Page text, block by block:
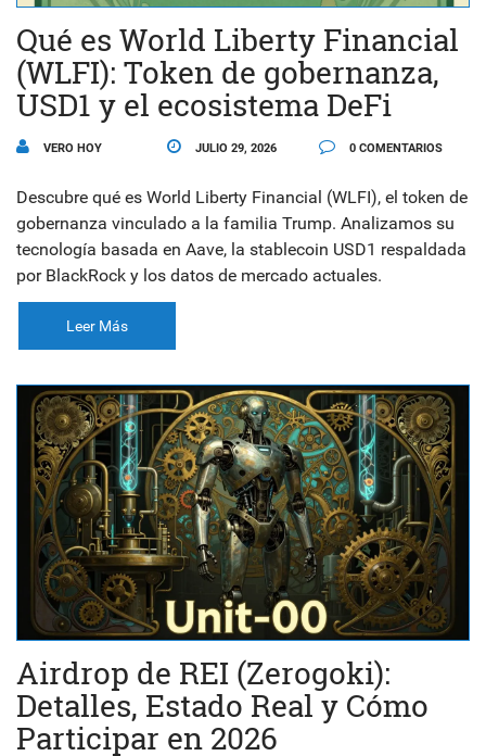
Qué es World Liberty Financial
(WLFI): Token de gobernanza,
USD1 y el ecosistema DeFi
VERO HOY JULIO 29, 2026 0 COMENTARIOS
Descubre qué es World Liberty Financial (WLFI), el token de
gobernanza vinculado a la familia Trump. Analizamos su
tecnología basada en Aave, la stablecoin USD1 respaldada
por BlackRock y los datos de mercado actuales.
Leer Más
Airdrop de REI (Zerogoki):
Detalles, Estado Real y Cómo
Participar en 2026